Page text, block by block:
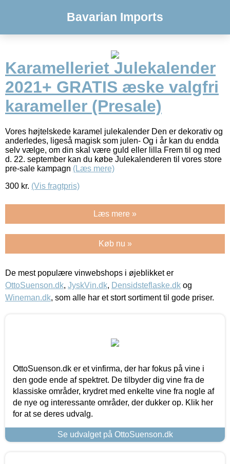
Bavarian Imports
Karamelleriet Julekalender
2021+ GRATIS æske valgfri
karameller (Presale)
Vores højtelskede karamel julekalender Den er dekorativ og
anderledes, ligeså magisk som julen- Og i år kan du endda
selv vælge, om din skal være guld eller lilla Frem til og med
d. 22. september kan du købe Julekalenderen til vores store
pre-sale kampagn (Læs mere)
300 kr. (Vis fragtpris)
Læs mere »
Køb nu »
De mest populære vinwebshops i øjeblikket er
OttoSuenson.dk, JyskVin.dk, Densidsteflaske.dk og
Wineman.dk, som alle har et stort sortiment til gode priser.
OttoSuenson.dk er et vinfirma, der har fokus på vine i
den gode ende af spektret. De tilbyder dig vine fra de
klassiske områder, krydret med enkelte vine fra nogle af
de nye og interessante områder, der dukker op. Klik her
for at se deres udvalg.
Se udvalget på OttoSuenson.dk